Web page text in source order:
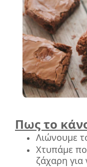
Πως το
Λιώνουμε
Χτυπάμε
ζάχαρη